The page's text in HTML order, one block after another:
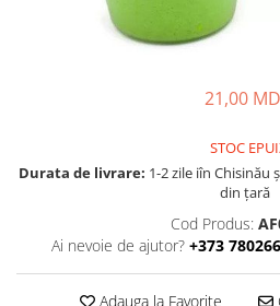
Carlige Feeder, Stationar
Mincioguri si juvelnice
Mulinete la rapitor
Fire rapitor
21,00
STOC
Durata de livrare: 1-2 zile iîn Chisinău
din țară
Cod Produs:
Ai nevoie de ajutor? +373
Adauga la Favorite